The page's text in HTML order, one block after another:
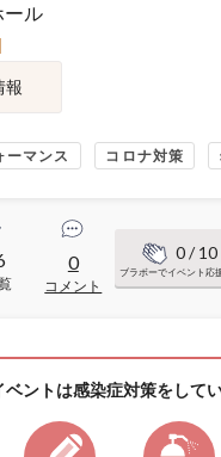
ール
報
ーマンス コロナ対策
0
コメント
0/ 10
ブラボーでイベント応
ベントは感染症対策をして